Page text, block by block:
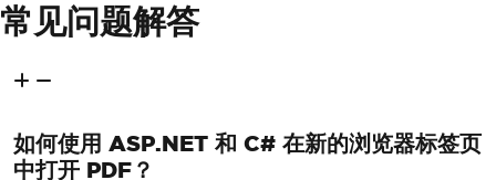
常见问题解答
如何使用 ASP.NET 和 C# 在新的浏览器标签页
中打开 PDF？